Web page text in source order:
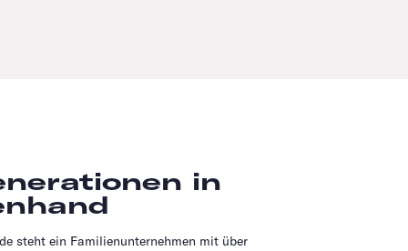
in
steht ein Familienunternehmen mit über